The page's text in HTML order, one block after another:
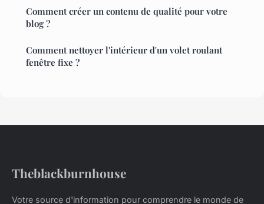
Comment créer un contenu de qualité pour votre
blog ?
Comment nettoyer l'intérieur d'un volet roulant
fenêtre fixe ?
Theblackburnhouse
Votre source d'information pour comprendre le monde de